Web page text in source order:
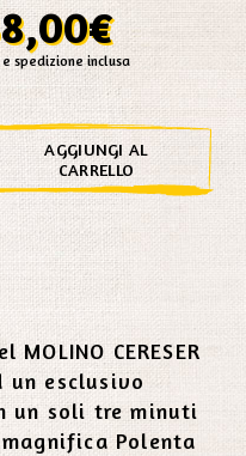
€
spedizione inclusa
AGGIUNGI AL
CARRELLO
CERESER
un esclusivo
un soli tre minuti
Polenta